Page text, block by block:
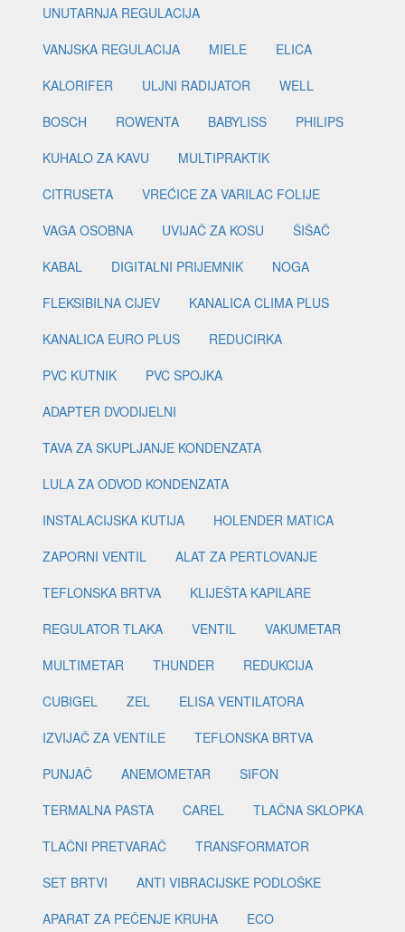
UNUTARNJA REGULACIJA
VANJSKA REGULACIJA
MIELE
ELICA
KALORIFER
ULJNI RADIJATOR
WELL
BOSCH
ROWENTA BABYLISS
PHILIPS
KUHALO ZA KAVU
MULTIPRAKTIK
CITRUSETA
VREĆICE ZA VARILAC FOLIJE
VAGA OSOBNA
UVIJAČ ZA KOSU
ŠIŠAČ
KABAL
DIGITALNI PRIJEMNIK
NOGA
FLEKSIBILNA CIJEV
KANALICA CLIMA PLUS
KANALICA EURO PLUS
REDUCIRKA
PVC KUTNIK
PVC SPOJKA
ADAPTER DVODIJELNI
TAVA ZA SKUPLJANJE KONDENZATA
LULA ZA ODVOD KONDENZATA
INSTALACIJSKA KUTIJA
HOLENDER MATICA
ZAPORNI VENTIL
ALAT ZA PERTLOVANJE
TEFLONSKA BRTVA
KLIJEŠTA KAPILARE
REGULATOR TLAKA
VENTIL
VAKUMETAR
MULTIMETAR
THUNDER
REDUKCIJA
CUBIGEL
ZEL
ELISA VENTILATORA
IZVIJAČ ZA VENTILE
TEFLONSKA BRTVA
PUNJAČ
ANEMOMETAR
SIFON
TERMALNA PASTA
CAREL
TLAČNA SKLOPKA
TLAČNI PRETVARAČ
TRANSFORMATOR
SET BRTVI
ANTI VIBRACIJSKE PODLOŠKE
APARAT ZA PEČENJE KRUHA
ECO